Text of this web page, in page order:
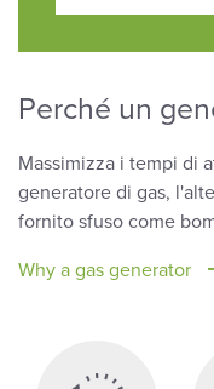
Perché un
Massimizza i tempi di
generatore di gas,
fornito sfuso come
Why a gas generator